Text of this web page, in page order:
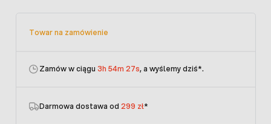
Towar na zamówienie
Zamów w ciągu 3h 54m 27s, a wyślemy dziś*.
Darmowa dostawa od 299 zł*